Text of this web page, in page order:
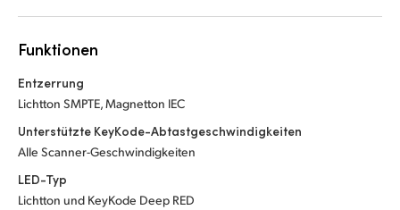
Norway
Poland
Funktionen
Entzerrung
Lichtton SMPTE, Magnetton IEC
Unterstützte KeyKode-Abtastgeschwindigkeiten
Alle Scanner-Geschwindigkeiten
LED-Typ
Lichtton und KeyKode Deep RED